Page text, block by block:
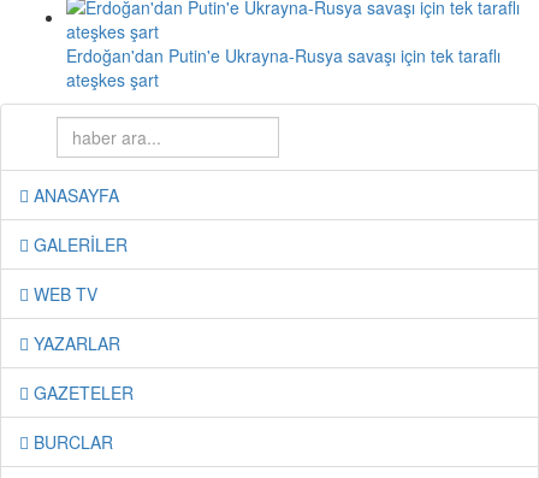
Erdoğan'dan Putin'e Ukrayna-Rusya savaşı için tek taraflı
ateşkes şart
ANASAYFA
GALERİLER
WEB TV
YAZARLAR
GAZETELER
BURCLAR